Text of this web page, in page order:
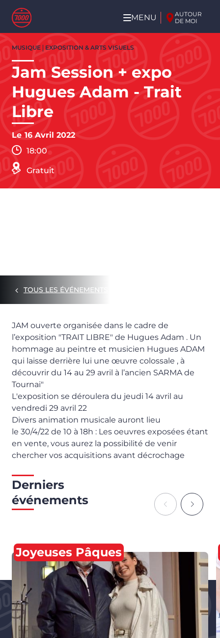
Aller au contenu principal
MENU
AUTOUR
DE MOI
contenu
principal
MUSIQUE EXPOSITION & ARTS VISUELS
Jam Session + expo
Hugues Adam - Trait
Libre
Le 16 Avril 2022
18:00
Gratuit
TOUS LES ÉVÉNEMENTS
JAM ouverte organisée dans le cadre de
l’exposition "TRAIT LIBRE" de Hugues Adam . Un
hommage au peintre et musicien Hugues ADAM
qui laisse derrière lui une œuvre colossale , à
découvrir du 14 au 29 avril à l’ancien SARMA de
Tournai"
L'exposition se déroulera du jeudi 14 avril au
vendredi 29 avril 22
Divers animation musicale auront lieu
le 30/4/22 de 10 à 18h : Les oeuvres exposées étant
en vente, vous aurez la possibilité de venir
chercher vos acquisitions avant décrochage
Derniers
événements
Joyeuses Pâques